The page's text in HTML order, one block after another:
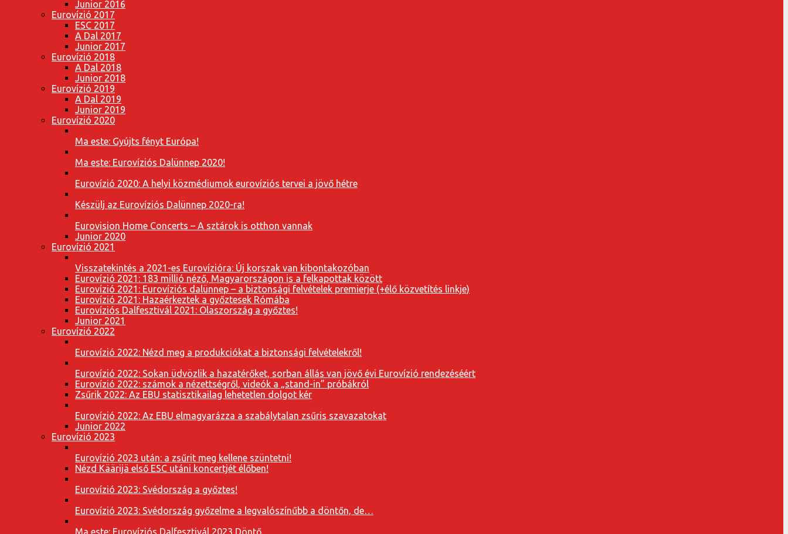
Junior 2016
Eurovízió 2017
ESC 2017
A Dal 2017
Junior 2017
Eurovízió 2018
A Dal 2018
Junior 2018
Eurovízió 2019
A Dal 2019
Junior 2019
Eurovízió 2020
Ma este: Gyújts fényt Európa!
Ma este: Eurovíziós Dalünnep 2020!
Eurovízió 2020: A helyi közmédiumok eurovíziós tervei a jövő hétre
Készülj az Eurovíziós Dalünnep 2020-ra!
Eurovision Home Concerts – A sztárok is otthon vannak
Junior 2020
Eurovízió 2021
Visszatekintés a 2021-es Eurovízióra: Új korszak van kibontakozóban
Eurovízió 2021: 183 millió néző, Magyarországon is a felkapottak között
Eurovízió 2021: Eurovíziós dalünnep – a biztonsági felvételek premierje (+élő közvetítés linkje)
Eurovízió 2021: Hazaérkeztek a győztesek Rómába
Eurovíziós Dalfesztivál 2021: Olaszország a győztes!
Junior 2021
Eurovízió 2022
Eurovízió 2022: Nézd meg a produkciókat a biztonsági felvételekről!
Eurovízió 2022: Sokan üdvözlik a hazatérőket, sorban állás van jövő évi Eurovízió rendezéséért
Eurovízió 2022: számok a nézettségről, videók a „stand-in” próbákról
Zsűrik 2022: Az EBU statisztikailag lehetetlen dolgot kér
Eurovízió 2022: Az EBU elmagyarázza a szabálytalan zsűris szavazatokat
Junior 2022
Eurovízió 2023
Eurovízió 2023 után: a zsűrit meg kellene szüntetni!
Nézd Käärijä első ESC utáni koncertjét élőben!
Eurovízió 2023: Svédország a győztes!
Eurovízió 2023: Svédország győzelme a legvalószínűbb a döntőn, de…
Ma este: Eurovíziós Dalfesztivál 2023 Döntő